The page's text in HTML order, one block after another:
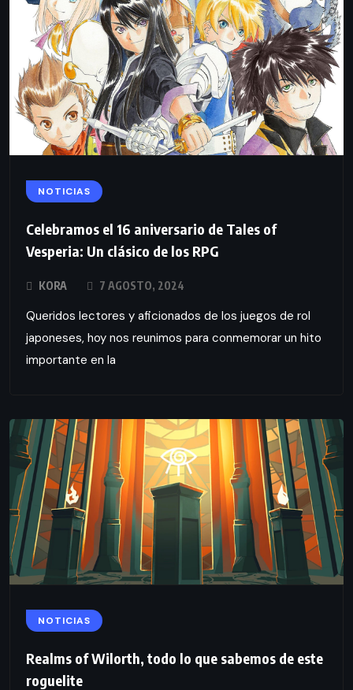
NOTICIAS
Celebramos el 16 aniversario de Tales of
Vesperia: Un clásico de los RPG
KORA 7 AGOSTO, 2024
Queridos lectores y aficionados de los juegos de rol
japoneses, hoy nos reunimos para conmemorar un hito
importante en la
NOTICIAS
Realms of Wilorth, todo lo que sabemos de este
roguelite